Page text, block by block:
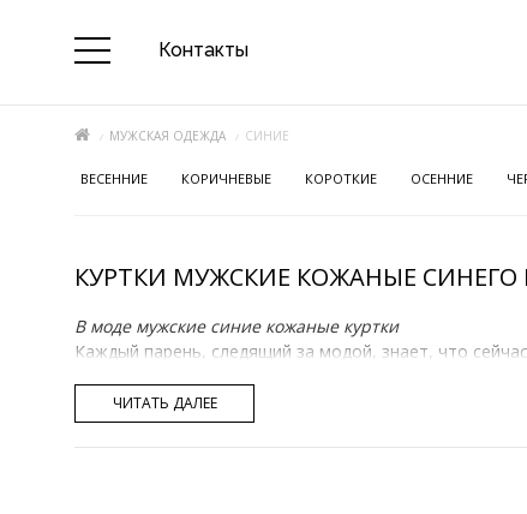
Контакты
МУЖСКАЯ ОДЕЖДА СИНИЕ
ВЕСЕННИЕ КОРИЧНЕВЫЕ КОРОТКИЕ ОСЕННИЕ
КУРТКИ МУЖСКИЕ КОЖАНЫЕ СИНЕГО
В моде мужские синие кожаные куртки
Каждый парень, следящий за модой, знает, что
соответствуют следующим критериям:
ЧИТАТЬ ДАЛЕЕ